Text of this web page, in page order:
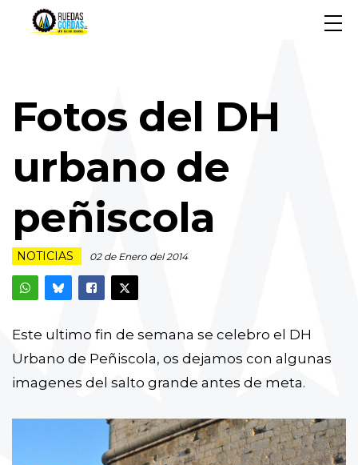
Fotos del DH
urbano de
peñiscola
NOTICIAS 02 de Enero del 2014
Este ultimo fin de semana se celebro el DH
Urbano de Peñiscola, os dejamos con algunas
imagenes del salto grande antes de meta.